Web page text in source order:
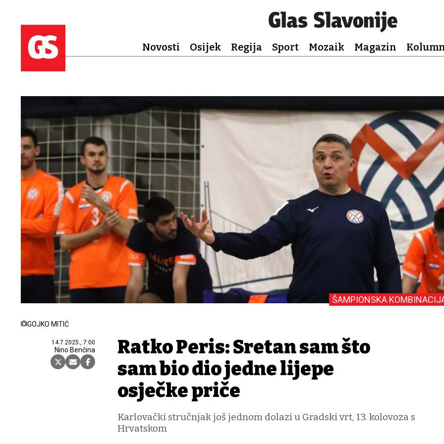
Novosti Osijek Regija Sport Mozaik Magazin
GOJKO MITIĆ
14.7.2025., 7:00
Nino Benčina
ŠAMPIONSKA
Ratko Peris: Sretan sam što
sam bio dio jedne lijepe
osječke priče
Karlovački stručnjak još jednom dolazi u Gradski vrt, 13. kolovoza s
Hrvatskom